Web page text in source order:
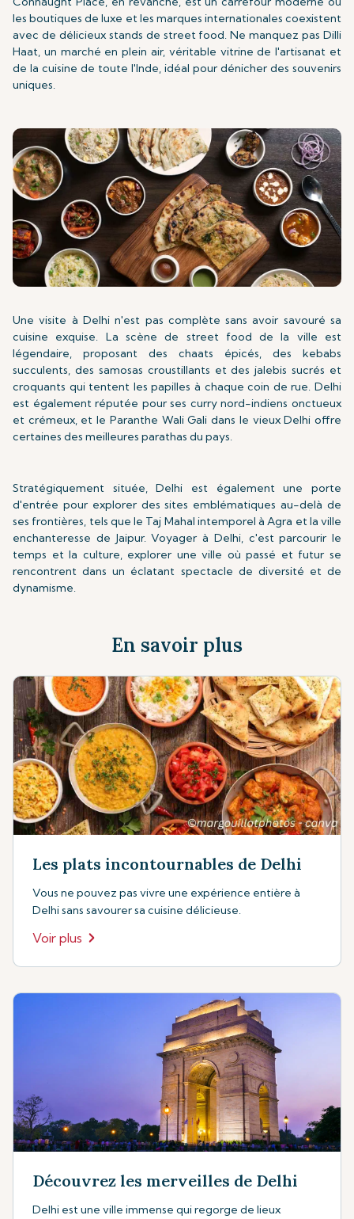
les boutiques de luxe et les marques internationales coexistent
avec de délicieux stands de street food. Ne manquez pas Dilli
Haat, un marché en plein air, véritable vitrine de l'artisanat et
de la cuisine de toute l'Inde, idéal pour dénicher des souvenirs
uniques.
Une visite à Delhi n'est pas complète sans avoir savouré sa
cuisine exquise. La scène de street food de la ville est
légendaire, proposant des chaats épicés, des kebabs
succulents, des samosas croustillants et des jalebis sucrés et
croquants qui tentent les papilles à chaque coin de rue. Delhi
est également réputée pour ses curry nord-indiens onctueux
et crémeux, et le Paranthe Wali Gali dans le vieux Delhi offre
certaines des meilleures parathas du pays.
Stratégiquement située, Delhi est également une porte
d'entrée pour explorer des sites emblématiques au-delà de
ses frontières, tels que le Taj Mahal intemporel à Agra et la ville
enchanteresse de Jaipur. Voyager à Delhi, c'est parcourir le
temps et la culture, explorer une ville où passé et futur se
rencontrent dans un éclatant spectacle de diversité et de
dynamisme.
En savoir plus
Les plats incontournables de Delhi
Vous ne pouvez pas vivre une expérience entière à
Delhi sans savourer sa cuisine délicieuse.
Voir plus
Découvrez les merveilles de Delhi
Delhi est une ville immense qui regorge de lieux